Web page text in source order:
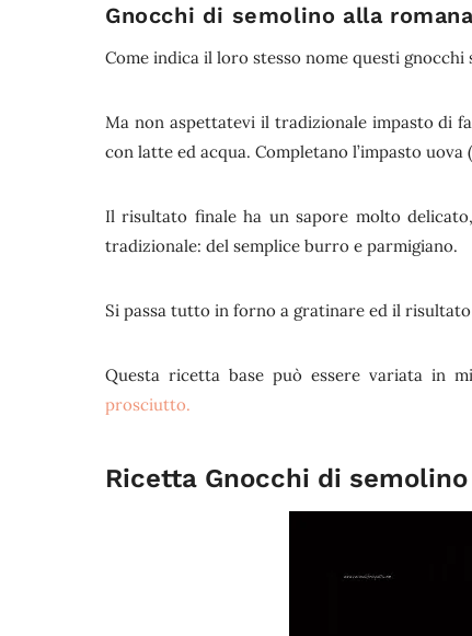
Gnocchi di semolino alla
Come indica il loro stesso nome questi
Ma non aspettatevi il tradizionale impasto di
con latte ed acqua. Completano l’impasto
Il risultato finale ha un sapore molto
tradizionale: del semplice burro e parmigiano.
Si passa tutto in forno a gratinare ed il
Questa ricetta base può essere variata in
prosciutto.
Ricetta Gnocchi di semolino